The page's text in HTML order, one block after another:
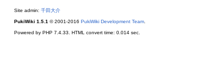
Site admin: 千田大介
PukiWiki 1.5.1 © 2001-2016 PukiWiki Development Team.
Powered by PHP 7.4.33. HTML convert time: 0.014 sec.